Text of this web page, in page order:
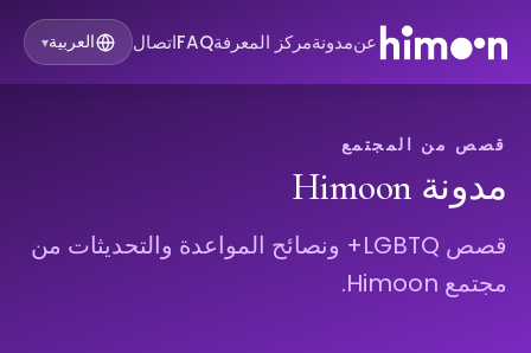
عنمدونةمركز المعرفةFAQاتصال العربية▾
قصص من المجتمع
مدونة Himoon
قصص LGBTQ+ ونصائح المواعدة والتحديثات من
مجتمع Himoon.